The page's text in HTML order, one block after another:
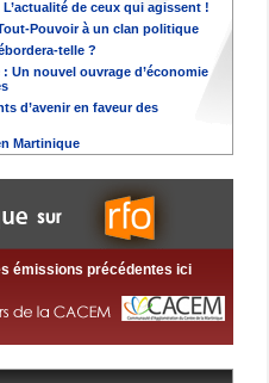
de ceux qui agissent !
Pouvoir à un clan politique
telle ?
: Un nouvel ouvrage d’économie
d’avenir en faveur des
Martinique
émissions précédentes ici